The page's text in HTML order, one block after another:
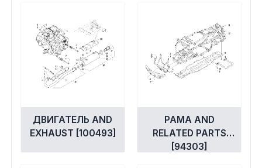
ДВИГАТЕЛЬ AND
EXHAUST [100493]
РАМА AND
RELATED PARTS
[94303]